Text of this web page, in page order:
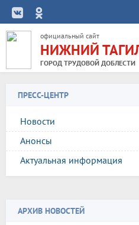
официальный сайт
НИЖНИЙ
ГОРОД ТРУДОВОЙ ДОБЛЕСТИ
ПРЕСС-ЦЕНТР
Новости
Анонсы
Актуальная информация
АРХИВ НОВОСТЕЙ